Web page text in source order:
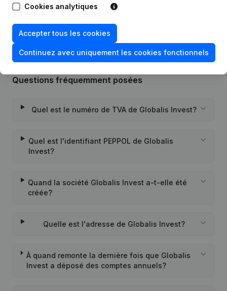
20-11-2015
Rubrique Constitution (Nouvelle
Personne Morale, Ouverture
Questions fréquemment posées
Quel est le numéro de TVA de Globalis Invest?
Quel est l'identifiant PEPPOL de Globalis
Invest?
Quand la société Globalis Invest a-t-elle été
créée?
Quelle est l'adresse de Globalis Invest?
À quand remonte la dernière fois que Globalis
Invest a déposé des comptes annuels?
Cookies analytiques
Accepter tous les cookies
Continuez avec uniquement les cookies fonctionnels